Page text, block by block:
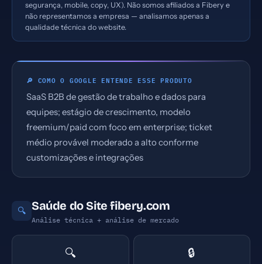
segurança, mobile, copy, UX). Não somos afiliados a Fibery e
não representamos a empresa — analisamos apenas a
qualidade técnica do website.
🔎 COMO O GOOGLE ENTENDE ESSE PRODUTO
SaaS B2B de gestão de trabalho e dados para
equipes; estágio de crescimento, modelo
freemium/paid com foco em enterprise; ticket
médio provável moderado a alto conforme
customizações e integrações
🔍 Saúde do Site fibery.com
Análise técnica + análise de mercado
🔍 🔒